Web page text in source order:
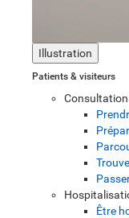
Illustration
Patients & visiteurs
Être